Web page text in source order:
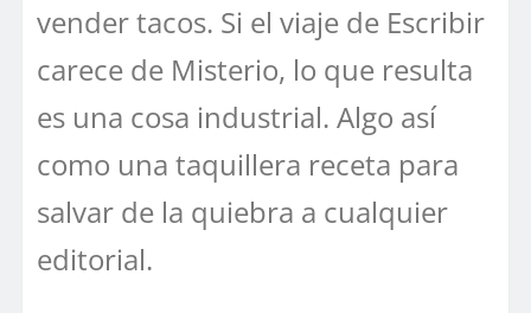
vender tacos. Si el viaje de Escribir
carece de Misterio, lo que resulta
es una cosa industrial. Algo así
como una taquillera receta para
salvar de la quiebra a cualquier
editorial.